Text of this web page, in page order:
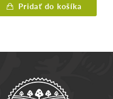
Pridať do košíka